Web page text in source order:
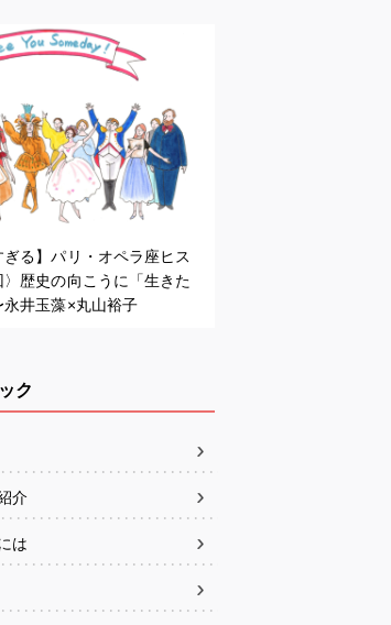
ぎる】パリ・オペラ座ヒス
〉歴史の向こうに「生きた
永井玉藻×丸山裕子
ク
介
は